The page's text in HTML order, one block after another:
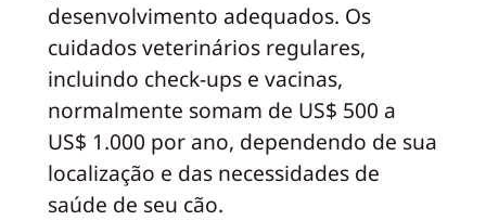
desenvolvimento adequados. Os
cuidados veterinários regulares,
incluindo check-ups e vacinas,
normalmente somam de US$ 500 a
US$ 1.000 por ano, dependendo de sua
localização e das necessidades de
saúde de seu cão.